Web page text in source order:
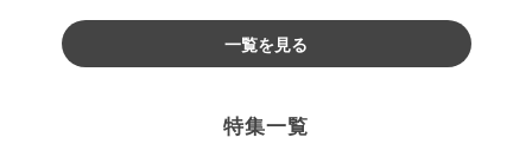
一覧を見る
特集一覧